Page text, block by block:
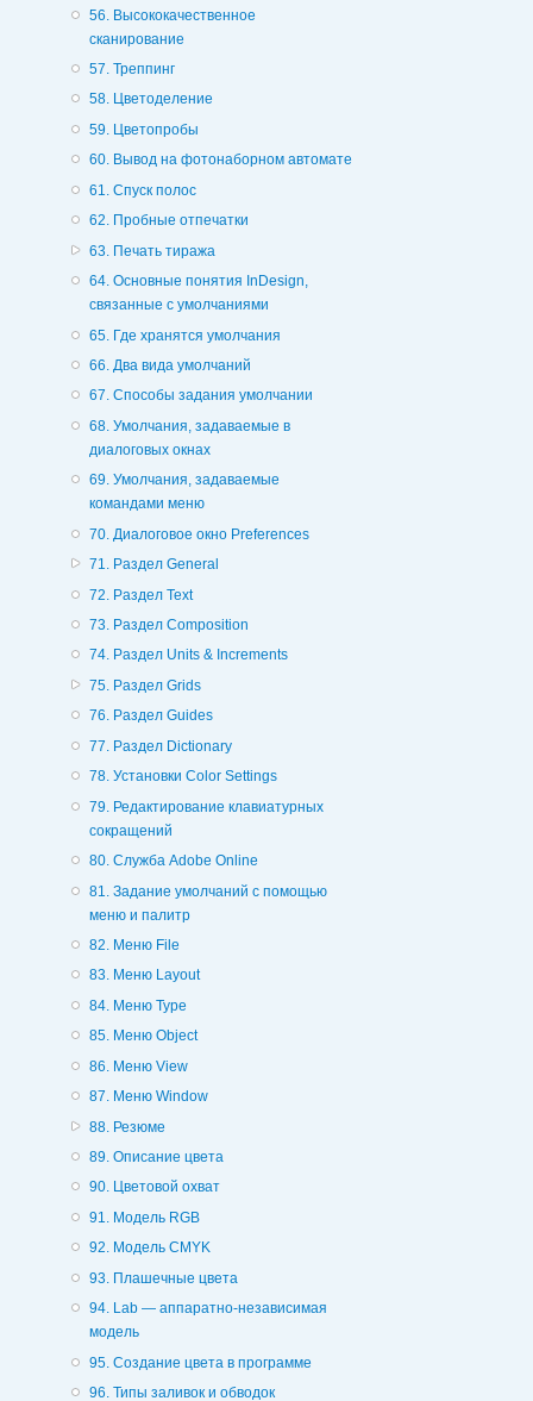
56. Высококачественное
сканирование
57. Треппинг
58. Цветоделение
59. Цветопробы
60. Вывод на фотонаборном автомате
61. Спуск полос
62. Пробные отпечатки
63. Печать тиража
64. Основные понятия InDesign,
связанные с умолчаниями
65. Где хранятся умолчания
66. Два вида умолчаний
67. Способы задания умолчании
68. Умолчания, задаваемые в
диалоговых окнах
69. Умолчания, задаваемые
командами меню
70. Диалоговое окно Preferences
71. Раздел General
72. Раздел Text
73. Раздел Composition
74. Раздел Units & Increments
75. Раздел Grids
76. Раздел Guides
77. Раздел Dictionary
78. Установки Color Settings
79. Редактирование клавиатурных
сокращений
80. Служба Adobe Online
81. Задание умолчаний с помощью
меню и палитр
82. Меню File
83. Меню Layout
84. Меню Type
85. Меню Object
86. Меню View
87. Меню Window
88. Резюме
89. Описание цвета
90. Цветовой охват
91. Модель RGB
92. Модель CMYK
93. Плашечные цвета
94. Lab — аппаратно-независимая
модель
95. Создание цвета в программе
96. Типы заливок и обводок